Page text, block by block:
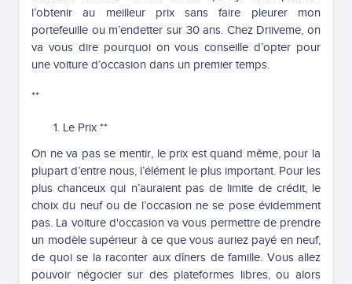
l’obtenir au meilleur prix sans faire pleurer mon
portefeuille ou m’endetter sur 30 ans. Chez Driiveme, on
va vous dire pourquoi on vous conseille d’opter pour
une voiture d’occasion dans un premier temps.
**
Le Prix **
On ne va pas se mentir, le prix est quand même, pour la
plupart d’entre nous, l’élément le plus important. Pour les
plus chanceux qui n’auraient pas de limite de crédit, le
choix du neuf ou de l’occasion ne se pose évidemment
pas. La voiture d'occasion va vous permettre de prendre
un modèle supérieur à ce que vous auriez payé en neuf,
de quoi se la raconter aux dîners de famille. Vous allez
pouvoir négocier sur des plateformes libres, ou alors